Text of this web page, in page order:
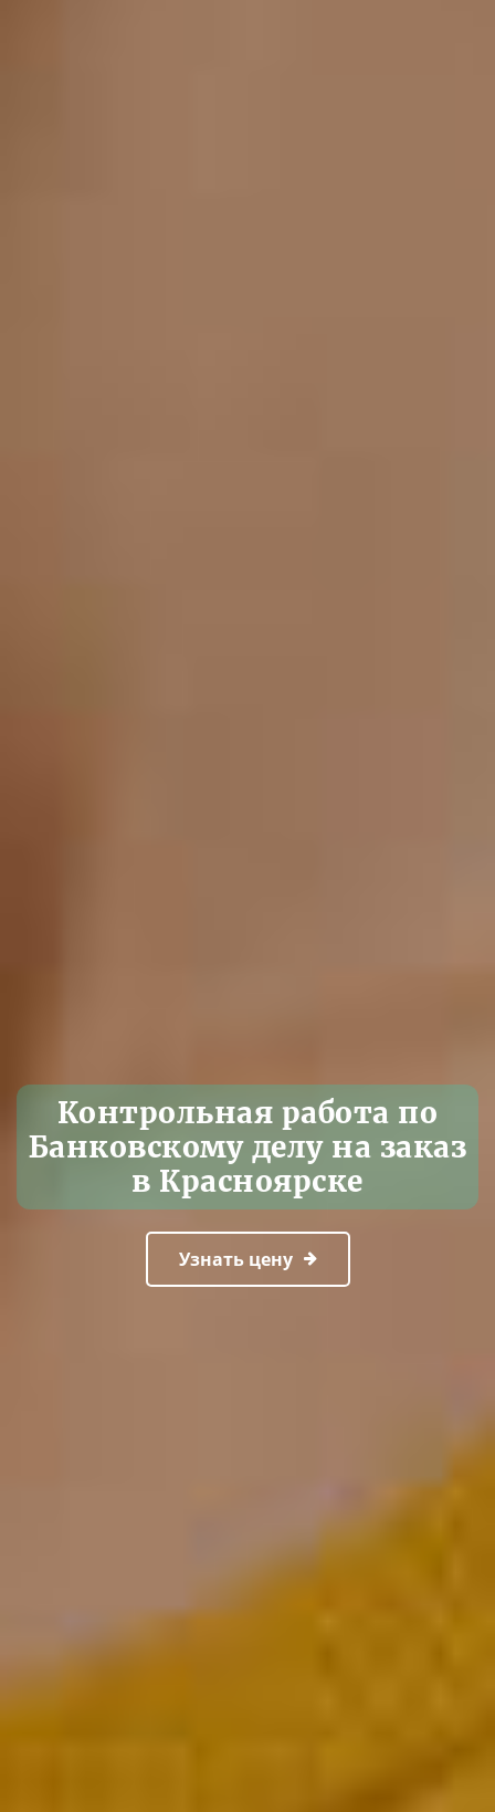
Контрольная работа по
Банковскому делу на заказ
в Красноярске
Узнать цену